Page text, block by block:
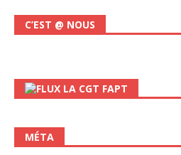
C’EST @ NOUS
LA CGT FAPT
MÉTA